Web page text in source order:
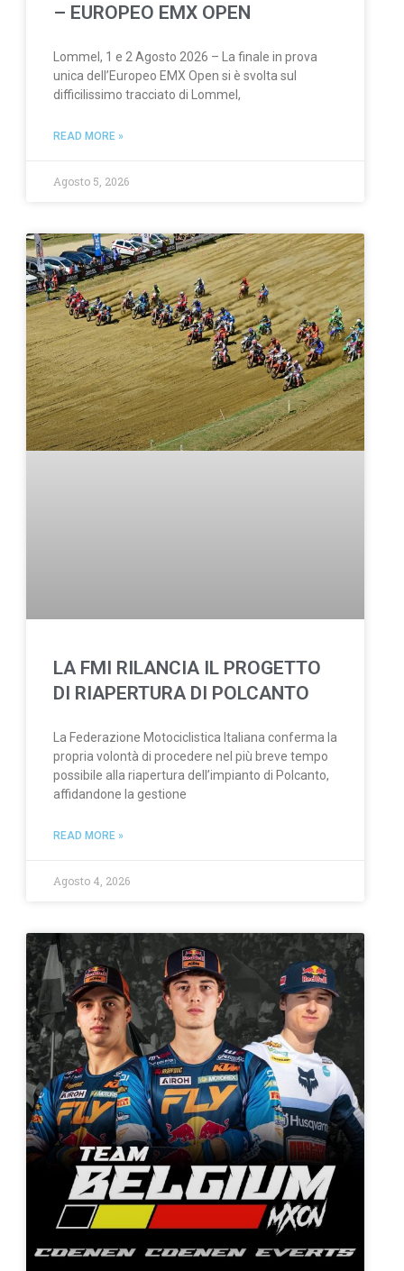
– EUROPEO EMX OPEN
Lommel, 1 e 2 Agosto 2026 – La finale in prova
unica dell’Europeo EMX Open si è svolta sul
difficilissimo tracciato di Lommel,
READ MORE »
Agosto 5, 2026
LA FMI RILANCIA IL PROGETTO
DI RIAPERTURA DI POLCANTO
La Federazione Motociclistica Italiana conferma la
propria volontà di procedere nel più breve tempo
possibile alla riapertura dell’impianto di Polcanto,
affidandone la gestione
READ MORE »
Agosto 4, 2026